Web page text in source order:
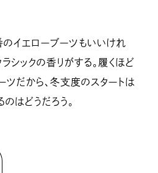
のイエローブーツもいいけれ
シックの香りがする。履くほど
だから、冬支度のスタートは
はどうだろう。